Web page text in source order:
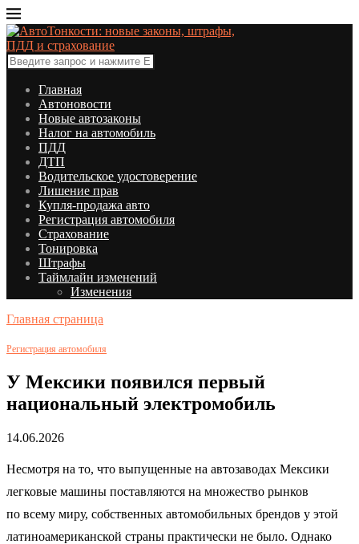
Главная
Автоновости
Новые автозаконы
Налог на автомобиль
ПДД
ДТП
Водительское удостоверение
Лишение прав
Купля-продажа авто
Регистрация автомобиля
Страхование
Тонировка
Штрафы
Таймлайн изменений
Изменения
Главная страница
Регистрация автомобиля
У Мексики появился первый
национальный электромобиль
14.06.2026
Несмотря на то, что выпущенные на автозаводах Мексики
легковые машины поставляются на множество рынков
по всему миру, собственных автомобильных брендов у этой
латиноамериканской страны практически не было. Однако